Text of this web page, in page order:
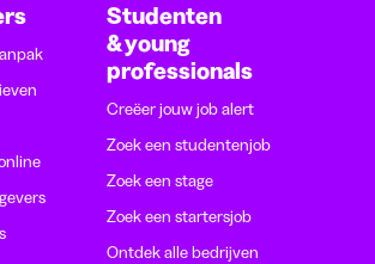
Studenten
& young
professionals
Creëer jouw job alert
Zoek een studentenjob
Zoek een stage
Zoek een startersjob
Ontdek alle bedrijven